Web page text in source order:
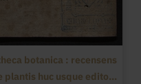
botanica : recensens
huc usque edito...